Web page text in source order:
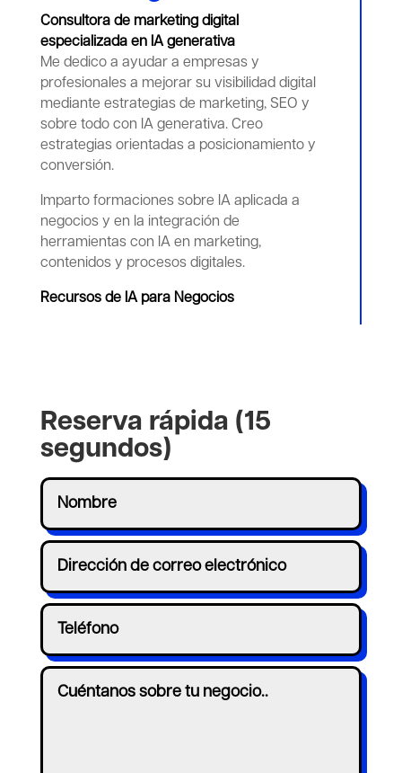
Consultora de marketing digital
especializada en IA generativa
Me dedico a ayudar a empresas y
profesionales a mejorar su visibilidad digital
mediante estrategias de marketing, SEO y
sobre todo con IA generativa. Creo
estrategias orientadas a posicionamiento y
conversión.
Imparto formaciones sobre IA aplicada a
negocios y en la integración de
herramientas con IA en marketing,
contenidos y procesos digitales.
Recursos de IA para Negocios
Reserva rápida (15
segundos)